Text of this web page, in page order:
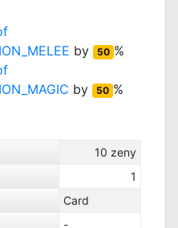
by 50 %
by 50 %
10 zeny
1
Card
-